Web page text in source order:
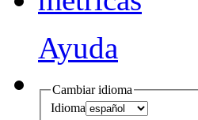
Ayuda
Cambiar idioma
Idioma